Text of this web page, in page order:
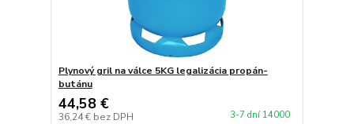
Plynový gril na válce 5KG legalizácia propán-
butánu
44,58 €
36,24 € bez DPH 3-7 dní 14000